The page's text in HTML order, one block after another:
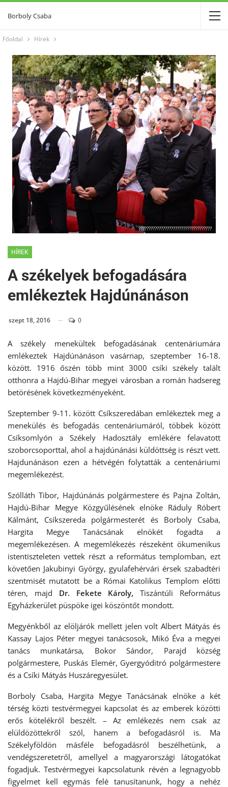
Borboly Csaba
Főoldal Hírek
????????????????????????????????????
HÍREK
A székelyek befogadására
emlékeztek Hajdúnánáson
szept 18, 2016 0
A székely menekültek befogadásának centenáriumára
emlékeztek Hajdúnánáson vasárnap, szeptember 16-18.
között. 1916 őszén több mint 3000 csíki székely talált
otthonra a Hajdú-Bihar megyei városban a román hadsereg
betörésének következményeként.
Szeptember 9-11. között Csíkszeredában emlékeztek meg a
menekülés és befogadás centenáriumáról, többek között
Csíksomlyón a Székely Hadosztály emlékére felavatott
szoborcsoporttal, ahol a hajdúnánási küldöttség is részt vett.
Hajdunánáson ezen a hétvégén folytatták a centenáriumi
megemlékezést.
Szólláth Tibor, Hajdúnánás polgármestere és Pajna Zoltán,
Hajdú-Bihar Megye Közgyűlésének elnöke Ráduly Róbert
Kálmánt, Csíkszereda polgármesterét és Borboly Csaba,
Hargita Megye Tanácsának elnökét fogadta a
megemlékezésen. A megemlékezés részeként ökumenikus
istentiszteleten vettek részt a református templomban, ezt
követően Jakubinyi György, gyulafehérvári érsek szabadtéri
szentmisét mutatott be a Római Katolikus Templom előtti
téren, majd Dr. Fekete Károly, Tiszántúli Református
Egyházkerület püspöke igei köszöntőt mondott.
Megyénkből az elöljárók mellett jelen volt Albert Mátyás és
Kassay Lajos Péter megyei tanácsosok, Mikó Éva a megyei
tanács munkatársa, Bokor Sándor, Parajd község
polgármestere, Puskás Elemér, Gyergyóditró polgármestere
és a Csíki Mátyás Huszáregyesület.
Borboly Csaba, Hargita Megye Tanácsának elnöke a két
térség közti testvérmegyei kapcsolat és az emberek közötti
erős kötelékről beszélt. – Az emlékezés nem csak az
elüldözöttekről szól, hanem a befogadásról is. Ma
Székelyföldön másféle befogadásról beszélhetünk, a
vendégszeretetről, amellyel a magyarországi látogatókat
fogadjuk. Testvérmegyei kapcsolatunk révén a legnagyobb
figyelmet kell egymás felé tanusítanunk, hogy a nehéz